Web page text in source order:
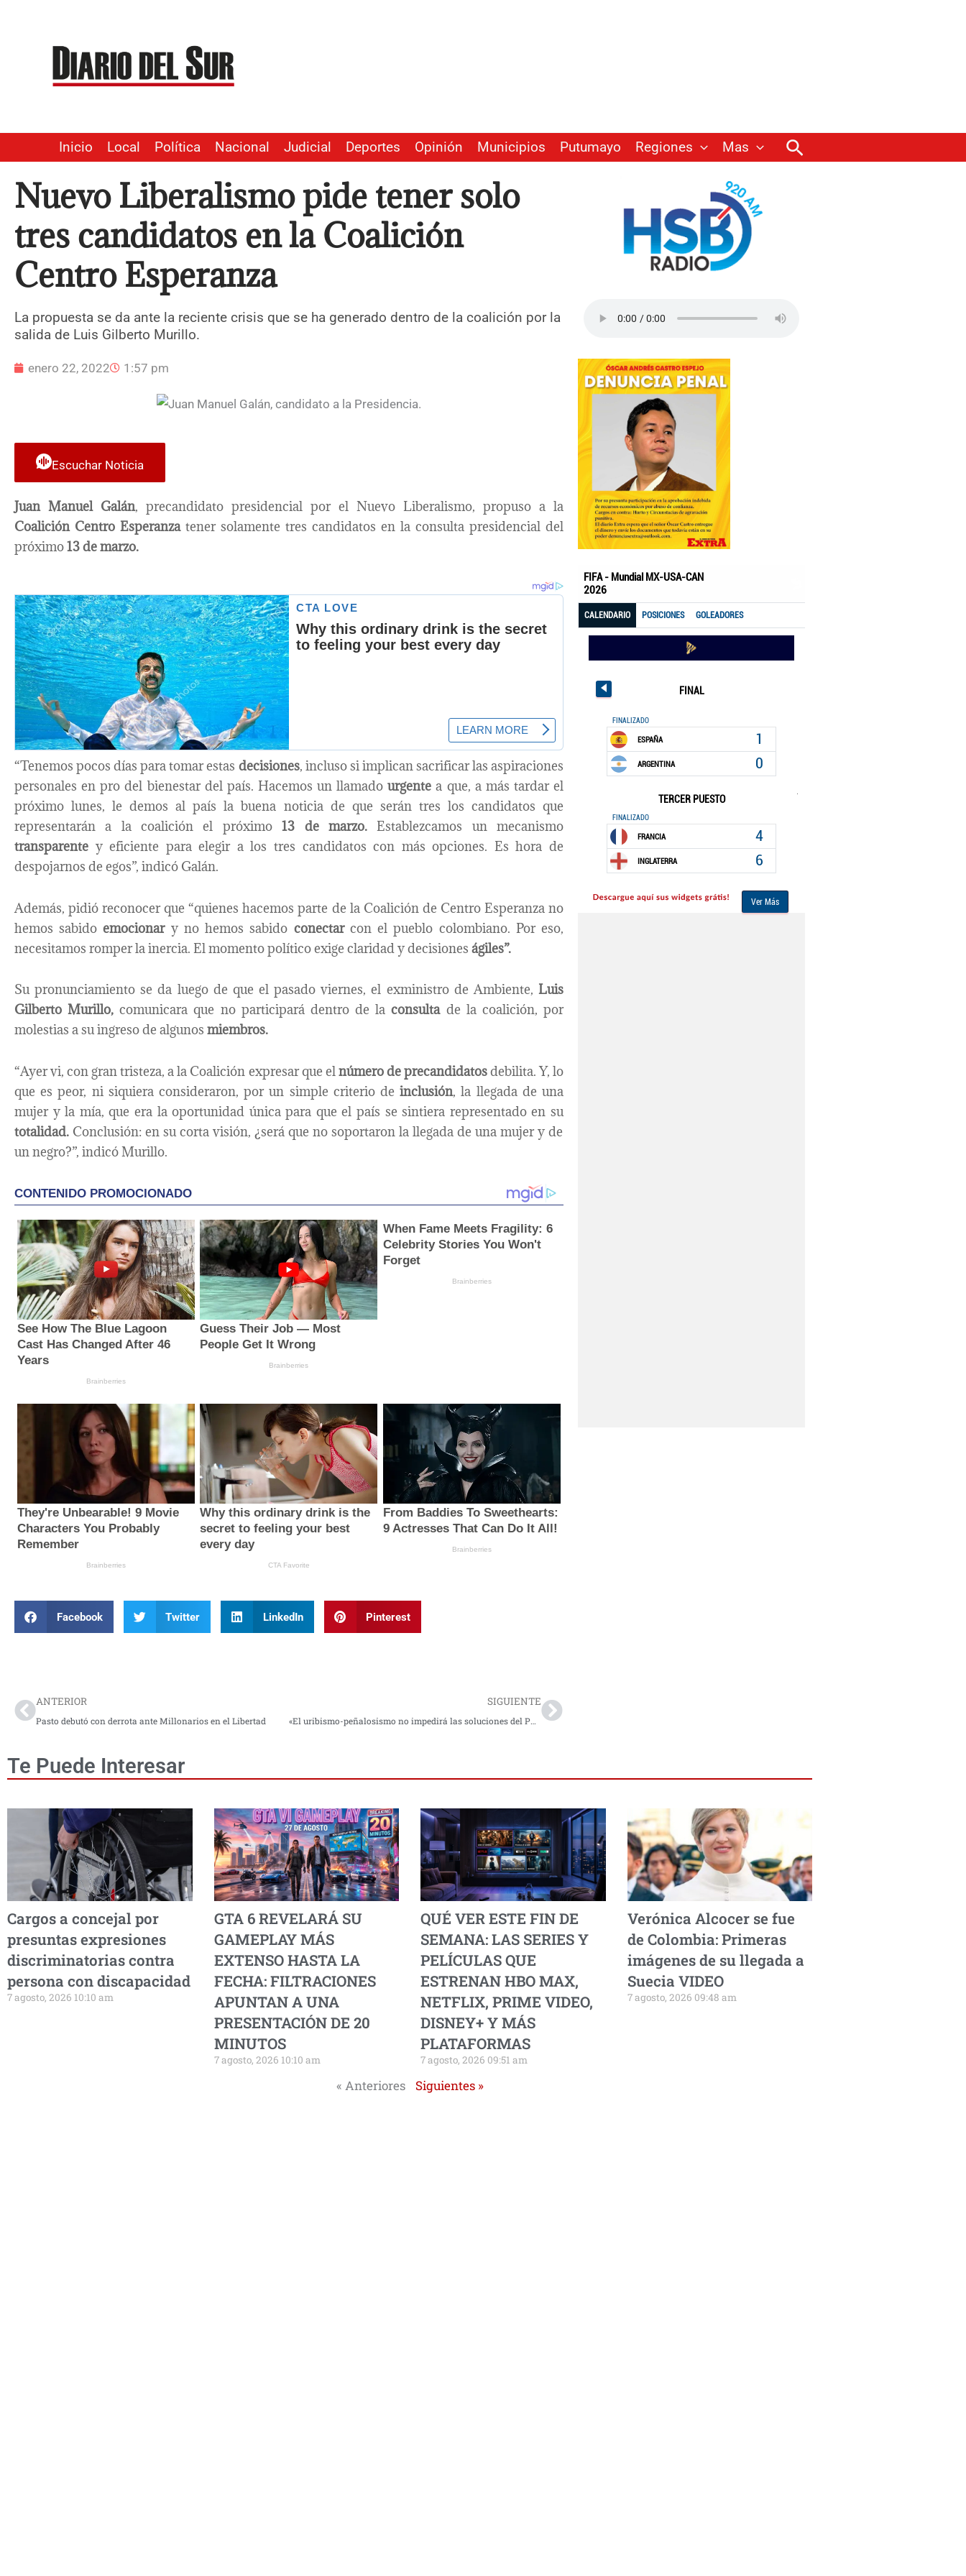
contenido
Inicio Local Política Nacional Judicial Deportes Opinión Municipios Putumayo Regiones Mas Buscar
Nuevo Liberalismo pide tener solo
tres candidatos en la Coalición
Centro Esperanza
La propuesta se da ante la reciente crisis que se ha generado dentro de la coalición por la
salida de Luis Gilberto Murillo.
enero 22, 2022 1:57 pm
Escuchar Noticia
Juan Manuel Galán, precandidato presidencial por el Nuevo Liberalismo, propuso a la
Coalición Centro Esperanzatener solamente tres candidatos en la consulta presidencial del
próximo13 de marzo.
“Tenemos pocos días para tomar estas decisiones, incluso si implican sacrificar las aspiraciones
personales en pro del bienestar del país. Hacemos un llamado urgente a que, a más tardar el
próximo lunes, le demos al país la buena noticia de que serán tres los candidatos que
representarán a la coalición el próximo13 de marzo.Establezcamos un mecanismo
transparente y eficiente para elegir a los tres candidatos con más opciones. Es hora de
despojarnos de egos”, indicó Galán.
Además, pidió reconocer que “quienes hacemos parte de la Coalición de Centro Esperanza no
hemos sabidoemocionary no hemos sabido conectarcon el pueblo colombiano. Por eso,
necesitamos romper la inercia. El momento político exige claridad y decisiones ágiles”.
Su pronunciamiento se da luego de que el pasado viernes, el exministro de Ambiente, Luis
Gilberto Murillo, comunicara que no participará dentro de laconsultade la coalición, por
molestias a su ingreso de algunos miembros.
“Ayer vi, con gran tristeza, a la Coalición expresar que elnúmero de precandidatosdebilita. Y, lo
que es peor, ni siquiera consideraron, por un simple criterio de inclusión, la llegada de una
mujer y la mía, que era la oportunidad única para que el país se sintiera representado en su
totalidad. Conclusión: en su corta visión, ¿será que no soportaron la llegada de una mujer y de
un negro?”, indicó Murillo.
Facebook Twitter LinkedIn Pinterest
ANTERIOR
Pasto debutó con derrota ante Millonarios en el Libertad
SIGUIENTE
«El uribismo-peñalosismo no impedirá las soluciones del POT»: Claudia López
Te Puede Interesar
Cargos a concejal por
presuntas expresiones
discriminatorias contra
persona con discapacidad
7 agosto, 2026 10:10 am
GTA 6 REVELARÁ SU
GAMEPLAY MÁS
EXTENSO HASTA LA
FECHA: FILTRACIONES
APUNTAN A UNA
PRESENTACIÓN DE 20
MINUTOS
7 agosto, 2026 10:10 am
QUÉ VER ESTE FIN DE
SEMANA: LAS SERIES Y
PELÍCULAS QUE
ESTRENAN HBO MAX,
NETFLIX, PRIME VIDEO,
DISNEY+ Y MÁS
PLATAFORMAS
7 agosto, 2026 09:51 am
Verónica Alcocer se fue
de Colombia: Primeras
imágenes de su llegada a
Suecia VIDEO
7 agosto, 2026 09:48 am
« Anteriores Siguientes »